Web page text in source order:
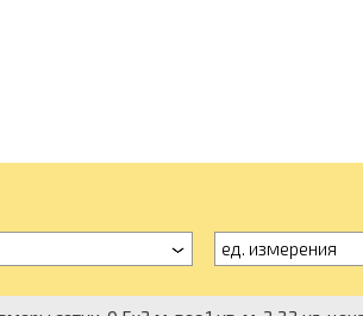
ед. измерения